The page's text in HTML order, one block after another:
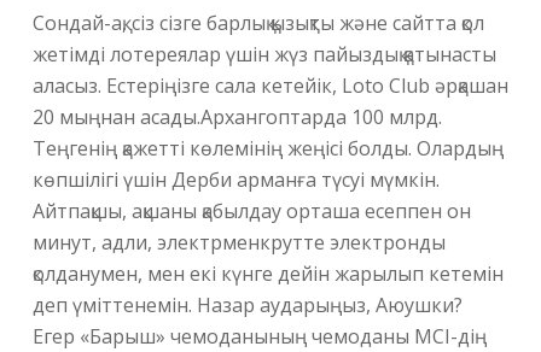
Сондай-ақ, сіз сізге барлық қызықты және сайтта қол
жетімді лотереялар үшін жүз пайыздық қатынасты
аласыз. Естеріңізге сала кетейік, Loto Club әрқашан
20 мыңнан асады.Архангоптарда 100 млрд.
Теңгенің қажетті көлемінің жеңісі болды. Олардың
көпшілігі үшін Дерби арманға түсуі мүмкін.
Айтпақшы, ақшаны қабылдау орташа есеппен он
минут, адли, электрменкрутте электронды
қолданумен, мен екі күнге дейін жарылып кетемін
деп үміттенемін. Назар аударыңыз, Аюушки?
Егер «Барыш» чемоданының чемоданы MCI-дің